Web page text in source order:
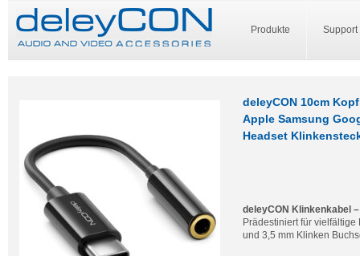
Produkte Support
deleyCON 10cm
Apple Samsung
Headset
deleyCON Klinkenkabel
Prädestiniert für
und 3,5 mm Klinken